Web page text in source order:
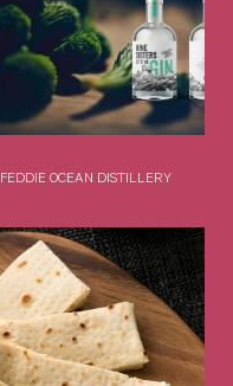
FEDDIE OCEAN DISTILLERY